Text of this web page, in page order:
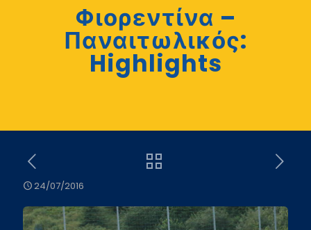
Φιορεντίνα –
Παναιτωλικός:
Highlights
24/07/2016